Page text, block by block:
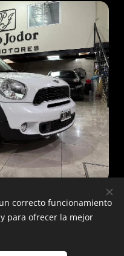
correcto funcionamiento
para ofrecer la mejor